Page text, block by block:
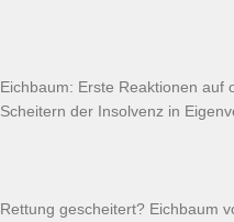
Eichbaum: Erste Reaktionen auf
Scheitern der Insolvenz in
Rettung gescheitert? Eichbaum